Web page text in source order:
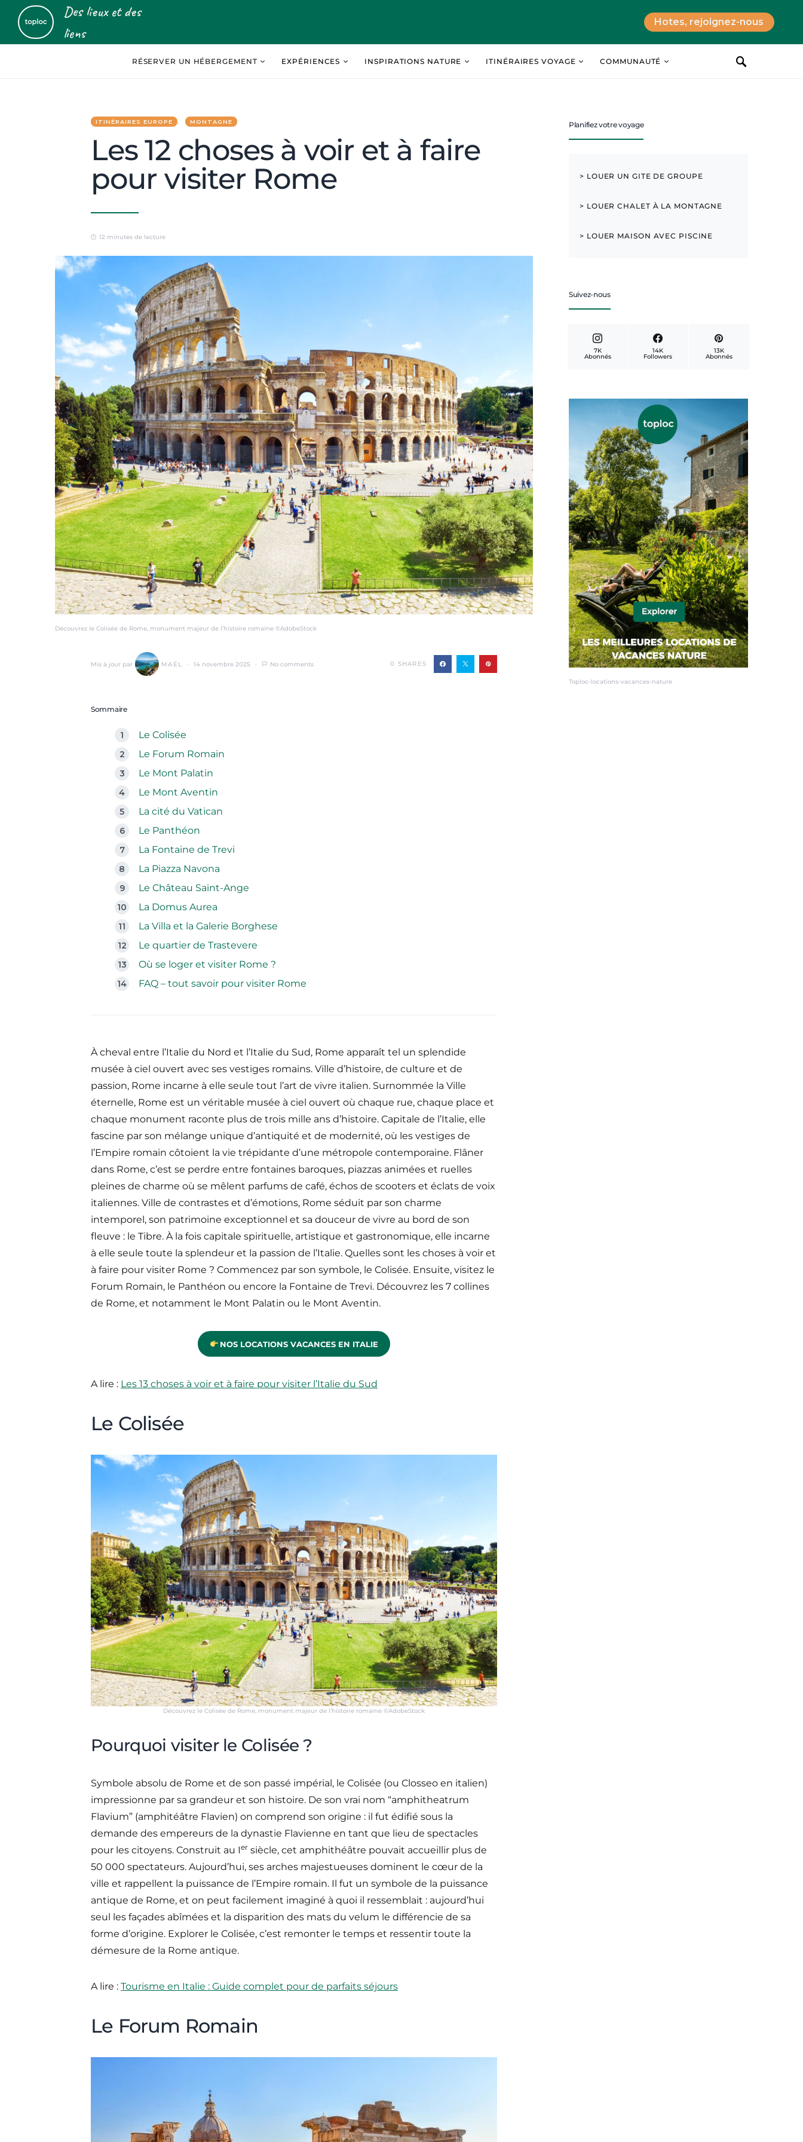
Des lieux et des
liens
Hotes, rejoignez-nous
RÉSERVER UN HÉBERGEMENT EXPÉRIENCES INSPIRATIONS NATURE ITINÉRAIRES VOYAGE COMMUNAUTÉ
ITINÉRAIRES EUROPE MONTAGNE
Les 12 choses à voir et à faire
pour visiter Rome
12 minutes de lecture
Découvrez le Colisée de Rome, monument majeur de l’histoire romaine ©AdobeStock
Mis à jour par MAËL 14 novembre 2025 No comments 0 SHARES
Sommaire
Le Colisée
Le Forum Romain
Le Mont Palatin
Le Mont Aventin
La cité du Vatican
Le Panthéon
La Fontaine de Trevi
La Piazza Navona
Le Château Saint-Ange
La Domus Aurea
La Villa et la Galerie Borghese
Le quartier de Trastevere
Où se loger et visiter Rome ?
FAQ – tout savoir pour visiter Rome
À cheval entre l’Italie du Nord et l’Italie du Sud, Rome apparaît tel un splendide
musée à ciel ouvert avec ses vestiges romains. Ville d’histoire, de culture et de
passion, Rome incarne à elle seule tout l’art de vivre italien. Surnommée la Ville
éternelle, Rome est un véritable musée à ciel ouvert où chaque rue, chaque place et
chaque monument raconte plus de trois mille ans d’histoire. Capitale de l’Italie, elle
fascine par son mélange unique d’antiquité et de modernité, où les vestiges de
l’Empire romain côtoient la vie trépidante d’une métropole contemporaine. Flâner
dans Rome, c’est se perdre entre fontaines baroques, piazzas animées et ruelles
pleines de charme où se mêlent parfums de café, échos de scooters et éclats de voix
italiennes. Ville de contrastes et d’émotions, Rome séduit par son charme
intemporel, son patrimoine exceptionnel et sa douceur de vivre au bord de son
fleuve : le Tibre. À la fois capitale spirituelle, artistique et gastronomique, elle incarne
à elle seule toute la splendeur et la passion de l’Italie. Quelles sont les choses à voir et
à faire pour visiter Rome ? Commencez par son symbole, le Colisée. Ensuite, visitez le
Forum Romain, le Panthéon ou encore la Fontaine de Trevi. Découvrez les 7 collines
de Rome, et notamment le Mont Palatin ou le Mont Aventin.
NOS LOCATIONS VACANCES EN ITALIE
A lire : Les 13 choses à voir et à faire pour visiter l’Italie du Sud
Le Colisée
Découvrez le Colisée de Rome, monument majeur de l’histoire romaine ©AdobeStock
Pourquoi visiter le Colisée ?
Symbole absolu de Rome et de son passé impérial, le Colisée (ou Closseo en italien)
impressionne par sa grandeur et son histoire. De son vrai nom “amphitheatrum
Flavium” (amphitéâtre Flavien) on comprend son origine : il fut édifié sous la
demande des empereurs de la dynastie Flavienne en tant que lieu de spectacles
pour les citoyens. Construit au Ier siècle, cet amphithéâtre pouvait accueillir plus de
50 000 spectateurs. Aujourd’hui, ses arches majestueuses dominent le cœur de la
ville et rappellent la puissance de l’Empire romain. Il fut un symbole de la puissance
antique de Rome, et on peut facilement imaginé à quoi il ressemblait : aujourd’hui
seul les façades abîmées et la disparition des mats du velum le différencie de sa
forme d’origine. Explorer le Colisée, c’est remonter le temps et ressentir toute la
démesure de la Rome antique.
A lire : Tourisme en Italie : Guide complet pour de parfaits séjours
Le Forum Romain
Planifiez votre voyage
> LOUER UN GITE DE GROUPE
> LOUER CHALET À LA MONTAGNE
> LOUER MAISON AVEC PISCINE
Suivez-nous
7K
Abonnés
14K
Followers
13K
Abonnés
Toploc-locations-vacances-nature